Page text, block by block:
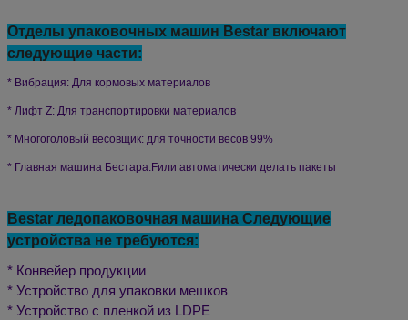
Отделы упаковочных машин Bestar включают
следующие части:
* Вибрация: Для кормовых материалов
* Лифт Z: Для транспортировки материалов
* Многоголовый весовщик: для точности весов 99%
* Главная машина Бестара:Fили автоматически делать пакеты
Bestar ледопаковочная машина Следующие
устройства не требуются:
* Конвейер продукции
* Устройство для упаковки мешков
* Устройство с пленкой из LDPE